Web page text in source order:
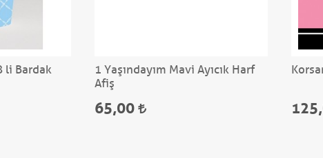
li Bardak
1 Yaşındayım Mavi Ayıcık Harf
Afiş
65,00